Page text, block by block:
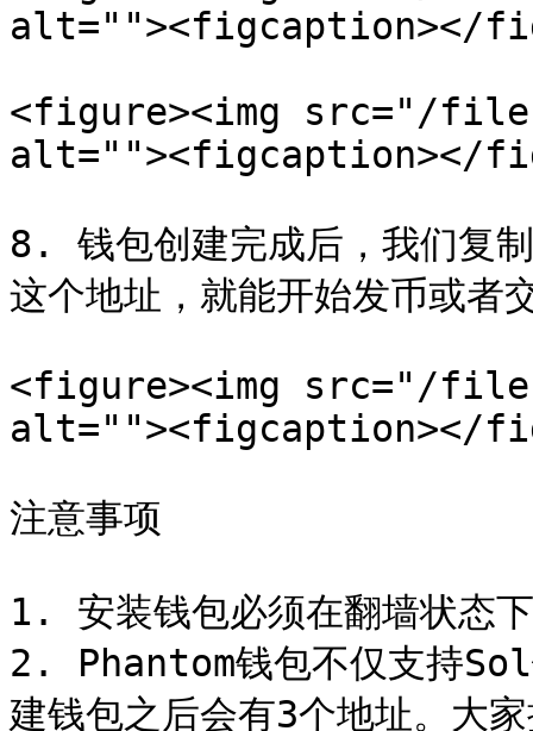
alt=""><figcaption></
<figure><img src="/files/
alt=""><figcaption></
8. 钱包创建完成后，我们复
这个地址，就能开始发币或者
<figure><img src="/
alt=""><figcaption></
注意事项
1. 安装钱包必须在翻墙状态
2. Phantom钱包不仅支持Sol
建钱包之后会有3个地址。大